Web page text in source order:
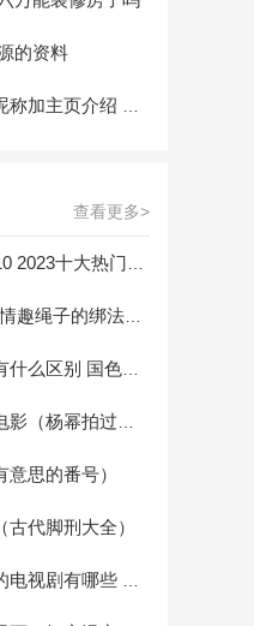
的资料
好听有诗意的微信昵称
查看更多>
热门男频小说排行榜
的绑法有几种图解）
天香一二三期区别是什么
那些比基尼电影啊）
思的番号）
代脚刑大全）
与闫妮合演的电视剧有哪些